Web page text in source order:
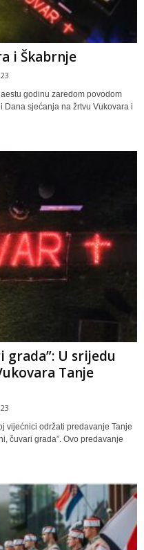
i Škabrnje
godinu zaredom povodom
Dana sjećanja na žrtvu Vukovara i
grada”: U srijedu
Tanje
vijećnici održati predavanje Tanje
čuvari grada”. Ovo predavanje